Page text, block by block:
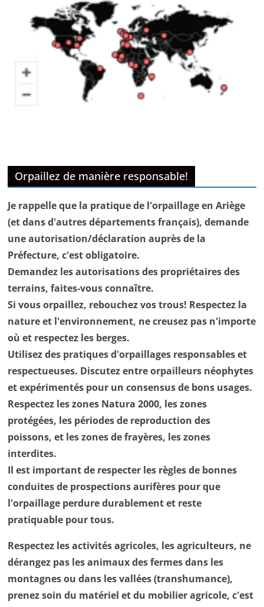
Orpaillez de manière responsable!
Je rappelle que la pratique de l'orpaillage en Ariège
(et dans d'autres départements français), demande
une autorisation/déclaration auprès de la
Préfecture, c'est obligatoire.
Demandez les autorisations des propriétaires des
terrains, faites-vous connaître.
Si vous orpaillez, rebouchez vos trous! Respectez la
nature et l'environnement, ne creusez pas n'importe
où et respectez les berges.
Utilisez des pratiques d'orpaillages responsables et
respectueuses. Discutez entre orpailleurs néophytes
et expérimentés pour un consensus de bons usages.
Respectez les zones Natura 2000, les zones
protégées, les périodes de reproduction des
poissons, et les zones de frayères, les zones
interdites.
Il est important de respecter les règles de bonnes
conduites de prospections aurifères pour que
l'orpaillage perdure durablement et reste
pratiquable pour tous.
Respectez les activités agricoles, les agriculteurs, ne
dérangez pas les animaux des fermes dans les
montagnes ou dans les vallées (transhumance),
prenez soin du matériel et du mobilier agricole, c'est